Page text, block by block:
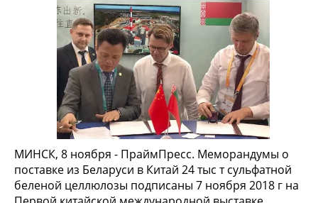
МИНСК, 8 ноября - ПраймПресс. Меморандумы о
поставке из Беларуси в Китай 24 тыс т сульфатной
беленой целлюлозы подписаны 7 ноября 2018 г на